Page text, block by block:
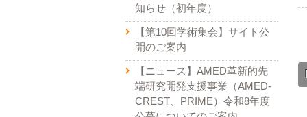
知らせ（初年度）
【第10回学術集会】サイト公
開のご案内
【ニュース】AMED革新的先
端研究開発支援事業（AMED-
CREST、PRIME）令和8年度